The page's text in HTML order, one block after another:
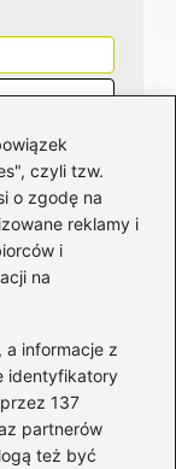
czyli tzw.
o zgodę na
reklamy i
i
na
a informacje z
identyfikatory
137
partnerów
też być